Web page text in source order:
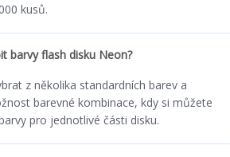
kusů.
barvy flash disku Neon?
z několika standardních barev a
barevné kombinace, kdy si můžete
pro jednotlivé části disku.